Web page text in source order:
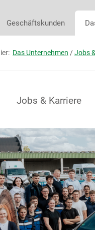
Geschäftskunden
Das Unternehmen /Jobs
Jobs & Karriere